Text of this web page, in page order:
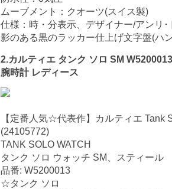
ムーブメント：クオーツ(スイス製)
仕様：時・分表示、デザイナー/アンリ
影のある黒のラッカー仕上げ文字盤(ハ
2.カルティエ タンク ソロ SM
腕時計 レディース
【定番人気☆代表作】カルティエ Tank
(24105772)
TANK SOLO WATCH
タンク ソロ ウォッチ SM、スティール
品番: W5200013
☆タンク ソロ